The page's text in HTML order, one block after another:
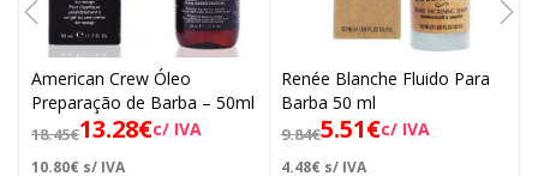
American Crew Óleo
Preparação de Barba – 50ml
18.45€13.28€c/ IVA
10.80€ s/ IVA
Renée Blanche Fluido Para
Barba 50 ml
9.84€5.51€c/ IVA
4.48€ s/ IVA